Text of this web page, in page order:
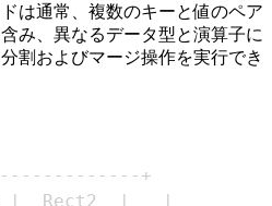
は通常、複数のキーと値のペア
み、異なるデータ型と演算子に
割およびマージ操作を実行でき